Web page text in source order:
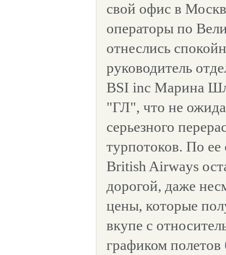
свой офис в
операторы по
отнеслись
руководитель
BSI inc Марина
"ГЛ", что не
серьезного
турпотоков. По ее
British Airways
дорогой, даже
цены, которые
вкупе с
графиком полетов